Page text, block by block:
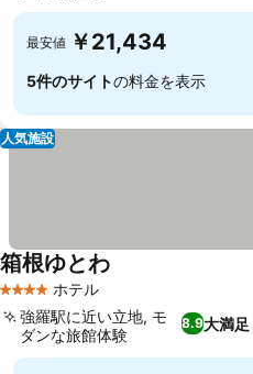
最安値 ￥21,434
5件のサイトの料金を表示
人気施設
4 ホテルのランク
ホテル
箱根ゆとわ
8.9大満足
強羅駅に近い立地, モ
ダンな旅館体験